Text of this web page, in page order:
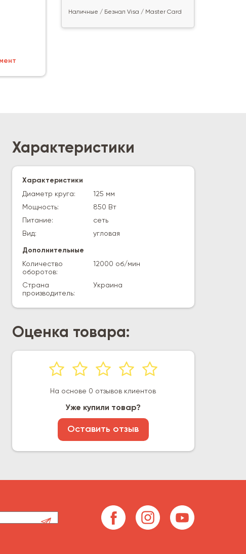
Наличные / Безнал Visa / Master Card
Характеристики
Характеристики
Диаметр круга:
125 мм
Мощность:
850 Вт
Питание:
сеть
Вид:
угловая
Дополнительные
Количество
оборотов:
12000 об/мин
Страна
производитель:
Украина
Оценка товара:
На основе 0 отзывов клиентов
Уже купили товар?
Оставить отзыв